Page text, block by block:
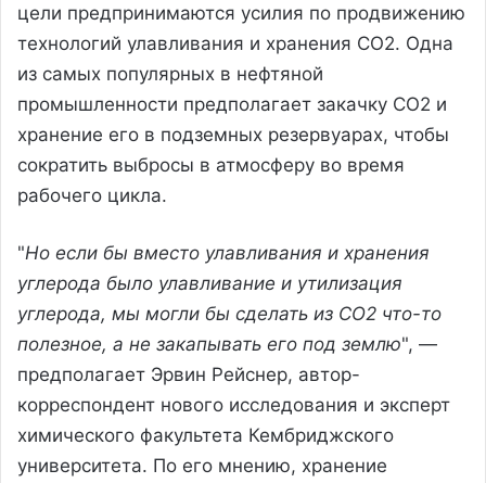
цели предпринимаются усилия по продвижению
технологий улавливания и хранения CO2. Одна
из самых популярных в нефтяной
промышленности предполагает закачку CO2 и
хранение его в подземных резервуарах, чтобы
сократить выбросы в атмосферу во время
рабочего цикла.
"Но если бы вместо улавливания и хранения
углерода было улавливание и утилизация
углерода, мы могли бы сделать из CO2 что-то
полезное, а не закапывать его под землю", —
предполагает Эрвин Рейснер, автор-
корреспондент нового исследования и эксперт
химического факультета Кембриджского
университета. По его мнению, хранение